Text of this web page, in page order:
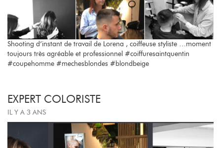
Shooting d’instant de travail de Lorena , coiffeuse styliste …moment
toujours très agréable et professionnel #coiffuresaintquentin
#coupehomme #mechesblondes #blondbeige
EXPERT COLORISTE
IL Y A 3 ANS